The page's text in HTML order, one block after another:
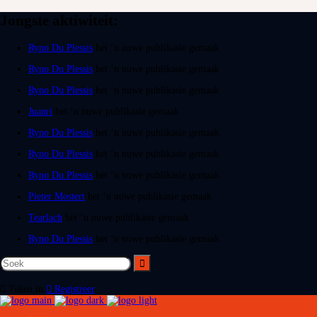
Ryno Du Plessis
Ryno Du Plessis
Ryno Du Plessis
Juanri
Ryno Du Plessis
Ryno Du Plessis
Ryno Du Plessis
Pieter Mostert
Tearlach
Ryno Du Plessis
Registreer